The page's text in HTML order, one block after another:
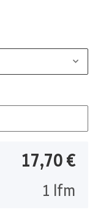
17,70 €
1 lfm